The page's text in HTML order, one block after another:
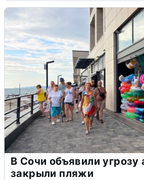
В Сочи объявили
закрыли пляжи